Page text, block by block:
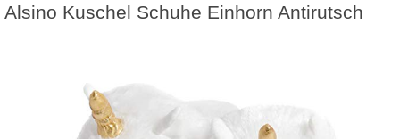
Alsino Kuschel Schuhe Einhorn Antirutsch